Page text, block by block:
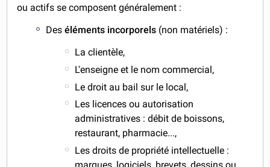
ou actifs se composent généralement :
Deséléments incorporels (non matériels) :
La clientèle,
L'enseigne et le nom commercial,
Le droit au bail sur le local,
Les licences ou autorisation
administratives : débit de boissons,
restaurant, pharmacie...,
Les droits de propriété intellectuelle :